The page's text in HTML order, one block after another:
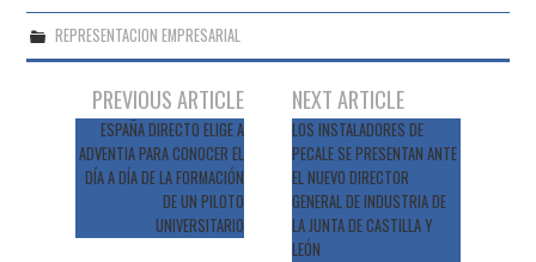
REPRESENTACION EMPRESARIAL
Navegación
entradas
PREVIOUS ARTICLE
ESPAÑA DIRECTO ELIGE A
ADVENTIA PARA CONOCER EL
DÍA A DÍA DE LA FORMACIÓN
DE UN PILOTO
UNIVERSITARIO
NEXT ARTICLE
LOS INSTALADORES DE
PECALE SE PRESENTAN ANTE
EL NUEVO DIRECTOR
GENERAL DE INDUSTRIA DE
LA JUNTA DE CASTILLA Y
LEÓN